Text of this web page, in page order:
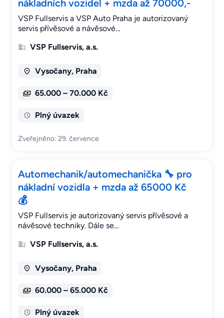
nákladních vozidel + mzda až 70000,-
VSP Fullservis a VSP Auto Praha je autorizovaný
servis přívěsové a návěsové…
VSP Fullservis, a.s.
Vysočany, Praha
65.000 – 70.000 Kč
Plný úvazek
Zveřejněno: 29. července
Automechanik/automechanička 🔧 pro
nákladní vozidla + mzda až 65000 Kč
💰
VSP Fullservis je autorizovaný servis přívěsové a
návěsové techniky. Dále se…
VSP Fullservis, a.s.
Vysočany, Praha
60.000 – 65.000 Kč
Plný úvazek